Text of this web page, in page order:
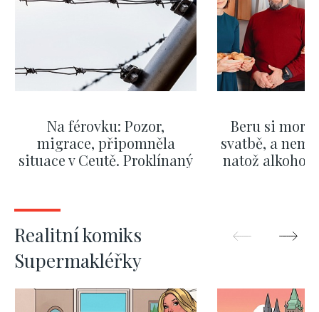
Na férovku: Pozor,
migrace, připomněla
situace v Ceutě. Proklínaný
Okamurova videa
Beru si
svatbě, a
natož alkohol.
Realitní komiks
Supermakléřky